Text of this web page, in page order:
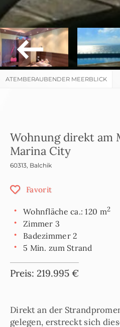
ATEMBERAUBENDER MEERBLICK
Wohnung direkt am
Marina City
60313, Balchik
Favorit
Wohnfläche ca.: 120 m2
Zimmer 3
Badezimmer 2
5 Min. zum Strand
Preis: 219.995 €
Direkt an der
gelegen, erstreckt sich